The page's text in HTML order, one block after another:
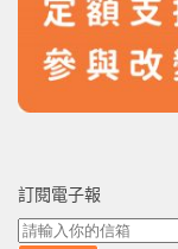
訂閱電子報